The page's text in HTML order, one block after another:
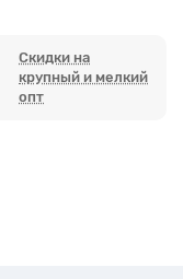
Скидки на
крупный и мелкий
опт